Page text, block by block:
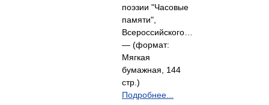
поэзии "Часовые
памяти",
Всероссийского…
— (формат:
Мягкая
бумажная, 144
стр.)
Подробнее...